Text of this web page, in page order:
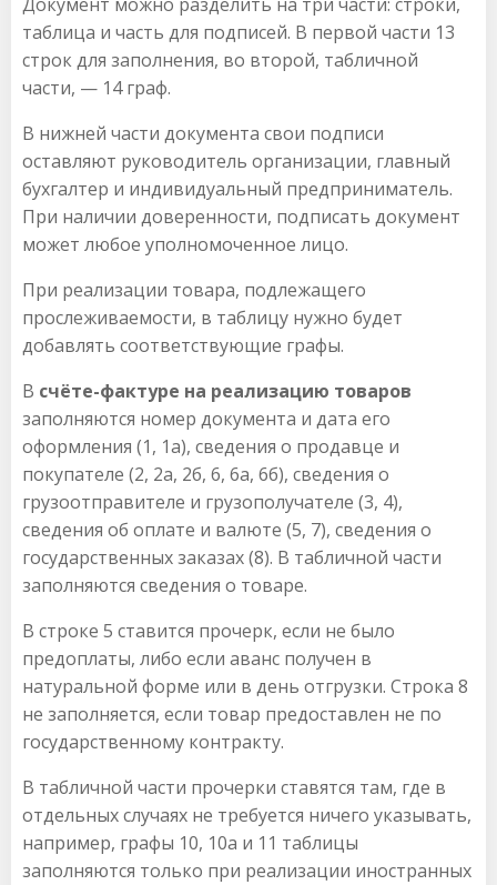
таблица и часть для подписей. В первой части 13
строк для заполнения, во второй, табличной
части, — 14 граф.
В нижней части документа свои подписи
оставляют руководитель организации, главный
бухгалтер и индивидуальный предприниматель.
При наличии доверенности, подписать документ
может любое уполномоченное лицо.
При реализации товара, подлежащего
прослеживаемости, в таблицу нужно будет
добавлять соответствующие графы.
В счёте-фактуре на реализацию товаров
заполняются номер документа и дата его
оформления (1, 1а), сведения о продавце и
покупателе (2, 2а, 2б, 6, 6а, 6б), сведения о
грузоотправителе и грузополучателе (3, 4),
сведения об оплате и валюте (5, 7), сведения о
государственных заказах (8). В табличной части
заполняются сведения о товаре.
В строке 5 ставится прочерк, если не было
предоплаты, либо если аванс получен в
натуральной форме или в день отгрузки. Строка 8
не заполняется, если товар предоставлен не по
государственному контракту.
В табличной части прочерки ставятся там, где в
отдельных случаях не требуется ничего указывать,
например, графы 10, 10а и 11 таблицы
заполняются только при реализации иностранных